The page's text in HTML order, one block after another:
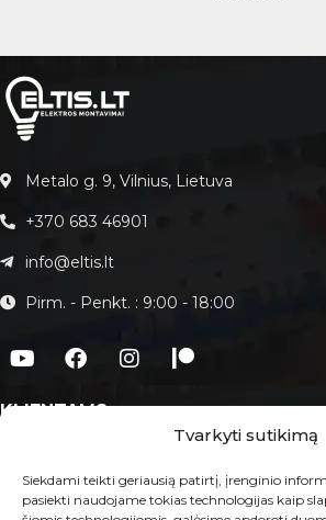
Tvarkyti sutikimą
Siekdami teikti geriausią patirtį, įrenginio
pasiekti naudojame tokias technologijas kaip
Metalo g. 9, Vilnius, Lietuva
+370 683 46901
info@eltis.lt
Pirm. - Penkt. : 9:00 - 18:00
KLIENTAMS
Paslaugos
Kontaktai